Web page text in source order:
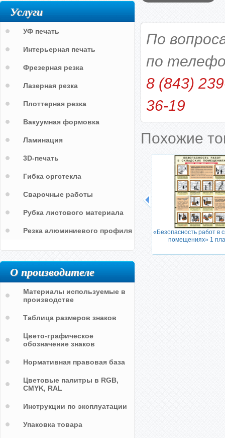
По
по
8 (843)
36-19
Похожие
«Безопасность работ в
помещениях» 1
Услуги
УФ печать
Интерьерная печать
Фрезерная резка
Лазерная резка
Плоттерная резка
Вакуумная формовка
Ламинация
3D-печать
Гибка оргстекла
Сварочные работы
Рубка листового материала
Резка алюминиевого профиля
О производителе
Материалы используемые в
производстве
Таблица размеров знаков
Цвето-графическое
обозначение знаков
Нормативная правовая база
Цветовые палитры в RGB,
CMYK, RAL
Инструкции по эксплуатации
Упаковка товара